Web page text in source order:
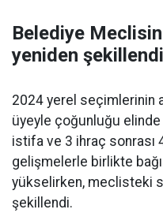
Belediye
yeniden şekillendi
2024 yerel seçimlerinin
üyeyle çoğunluğu elinde
istifa ve 3 ihraç sonrası
gelişmelerle birlikte
yükselirken, meclisteki
şekillendi.